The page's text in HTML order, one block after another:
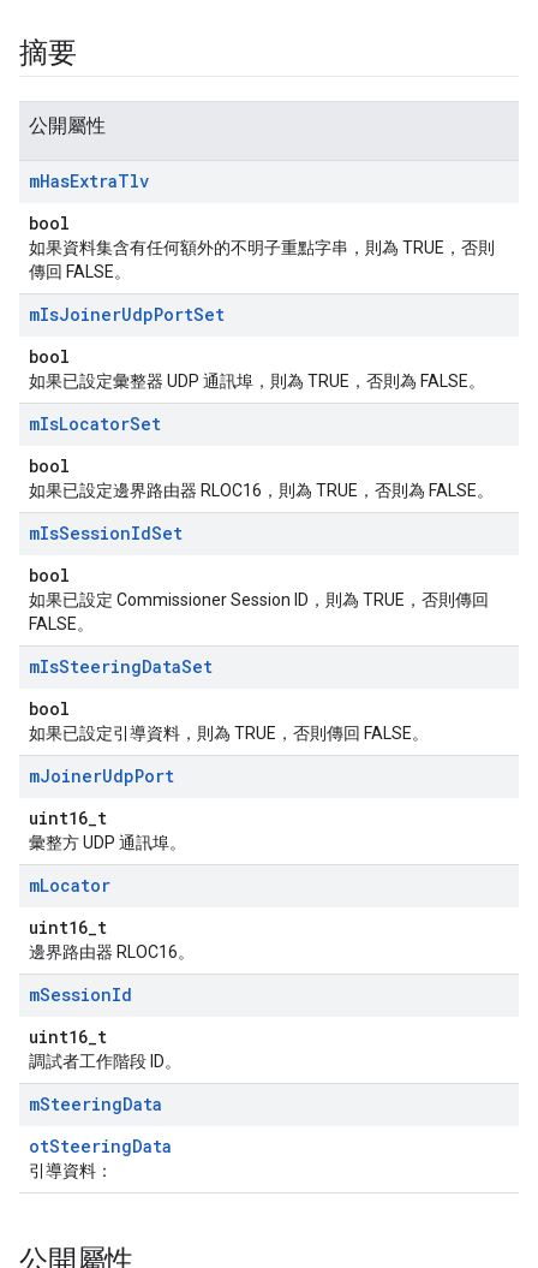
摘要
公開屬性
mHasExtraTlv
bool
如果資料集含有任何額外的不明子重點字串，則為 TRUE，否則
傳回 FALSE。
mIsJoinerUdpPortSet
bool
如果已設定彙整器 UDP 通訊埠，則為 TRUE，否則為 FALSE。
mIsLocatorSet
bool
如果已設定邊界路由器 RLOC16，則為 TRUE，否則為 FALSE。
mIsSessionIdSet
bool
如果已設定 Commissioner Session ID，則為 TRUE，否則傳回
FALSE。
mIsSteeringDataSet
bool
如果已設定引導資料，則為 TRUE，否則傳回 FALSE。
mJoinerUdpPort
uint16_t
彙整方 UDP 通訊埠。
mLocator
uint16_t
邊界路由器 RLOC16。
mSessionId
uint16_t
調試者工作階段 ID。
mSteeringData
otSteeringData
引導資料：
公開屬性